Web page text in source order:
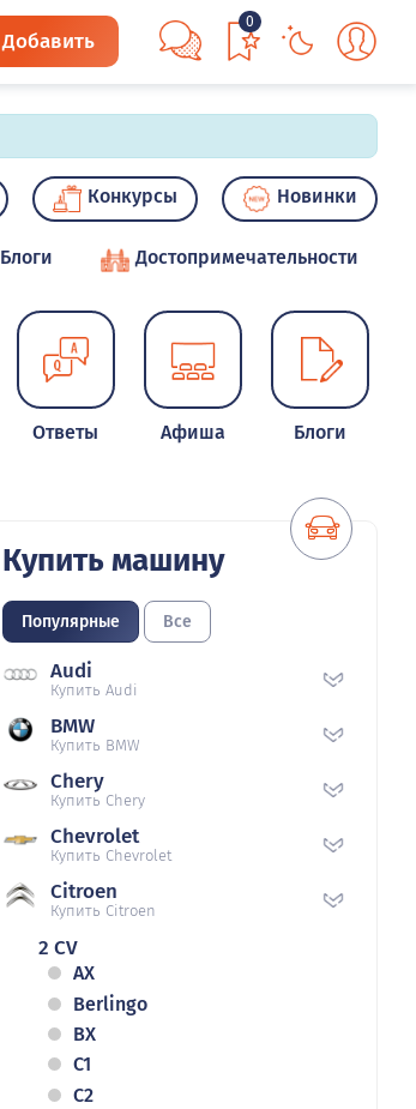
Добавить
0
Конкурсы Новинки
Блоги Достопримечательности
Ответы Афиша Блоги
Купить машину
Популярные Все
Audi
Купить Audi
BMW
Купить BMW
Chery
Купить Chery
Chevrolet
Купить Chevrolet
Citroen
Купить Citroen
2 CV
AX
Berlingo
BX
C1
C2